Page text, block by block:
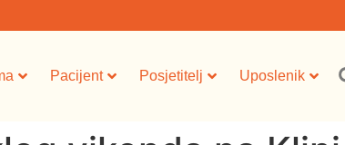
Pacijent Posjetitelj Uposlenik